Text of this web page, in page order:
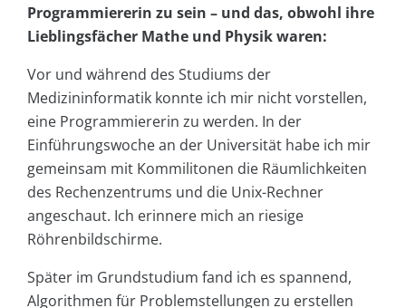
Programmiererin zu sein – und das, obwohl ihre
Lieblingsfächer Mathe und Physik waren:
Vor und während des Studiums der
Medizininformatik konnte ich mir nicht vorstellen,
eine Programmiererin zu werden. In der
Einführungswoche an der Universität habe ich mir
gemeinsam mit Kommilitonen die Räumlichkeiten
des Rechenzentrums und die Unix-Rechner
angeschaut. Ich erinnere mich an riesige
Röhrenbildschirme.
Später im Grundstudium fand ich es spannend,
Algorithmen für Problemstellungen zu erstellen